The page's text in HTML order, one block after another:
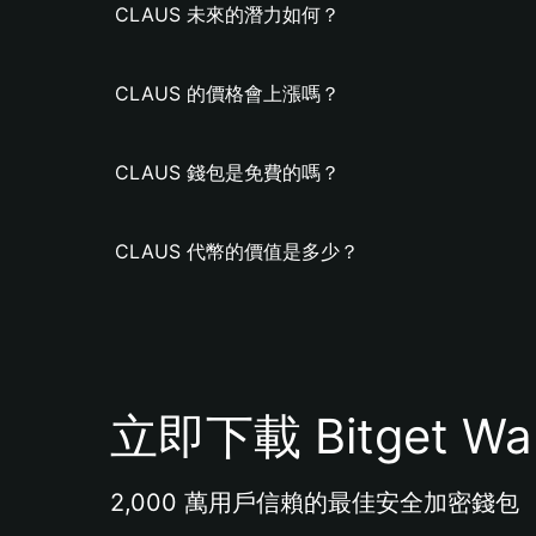
CLAUS 未來的潛力如何？
CLAUS 的價格會上漲嗎？
CLAUS 錢包是免費的嗎？
CLAUS 代幣的價值是多少？
立即下載 Bitget
2,000 萬用戶信賴的最佳安全加密錢包